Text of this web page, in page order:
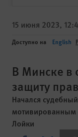
15 июня 2023,
Доступно на English
В Минске в
защиту
Начался
мотивированным
Лойки